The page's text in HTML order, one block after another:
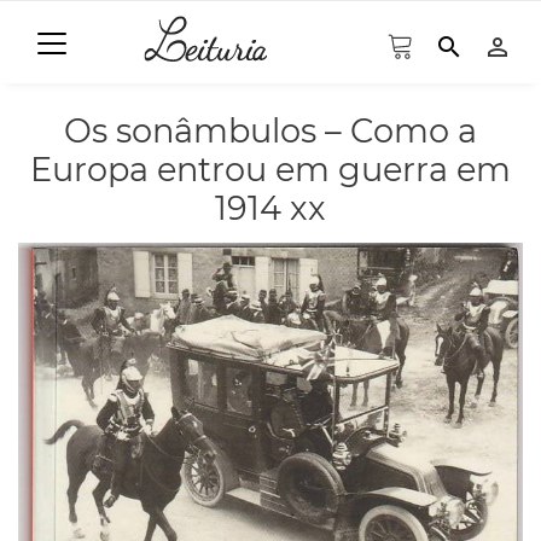
search person_outline
Os sonâmbulos – Como a
Europa entrou em guerra em
1914 xx